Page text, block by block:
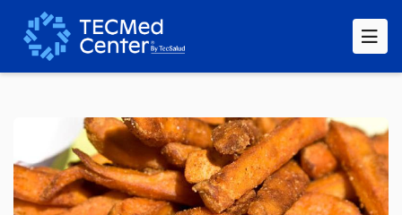
contenido
principal